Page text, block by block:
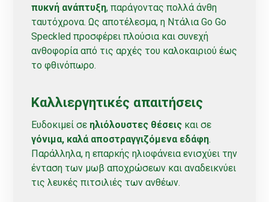
πυκνή ανάπτυξη, παράγοντας πολλά άνθη
ταυτόχρονα. Ως αποτέλεσμα, η Ντάλια Go Go
Speckled προσφέρει πλούσια και συνεχή
ανθοφορία από τις αρχές του καλοκαιριού έως
το φθινόπωρο.
Καλλιεργητικές απαιτήσεις
Ευδοκιμεί σε ηλιόλουστες θέσεις και σε
γόνιμα, καλά αποστραγγιζόμενα εδάφη.
Παράλληλα, η επαρκής ηλιοφάνεια ενισχύει την
ένταση των μωβ αποχρώσεων και αναδεικνύει
τις λευκές πιτσιλιές των ανθέων.